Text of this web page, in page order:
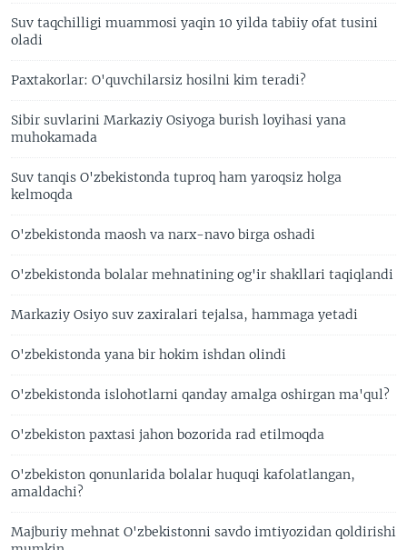
Suv taqchilligi muammosi yaqin 10 yilda tabiiy ofat tusini
oladi
Paxtakorlar: O'quvchilarsiz hosilni kim teradi?
Sibir suvlarini Markaziy Osiyoga burish loyihasi yana
muhokamada
Suv tanqis O'zbekistonda tuproq ham yaroqsiz holga
kelmoqda
O'zbekistonda maosh va narx-navo birga oshadi
O'zbekistonda bolalar mehnatining og'ir shakllari taqiqlandi
Markaziy Osiyo suv zaxiralari tejalsa, hammaga yetadi
O'zbekistonda yana bir hokim ishdan olindi
O'zbekistonda islohotlarni qanday amalga oshirgan ma'qul?
O'zbekiston paxtasi jahon bozorida rad etilmoqda
O'zbekiston qonunlarida bolalar huquqi kafolatlangan,
amaldachi?
Majburiy mehnat O'zbekistonni savdo imtiyozidan qoldirishi